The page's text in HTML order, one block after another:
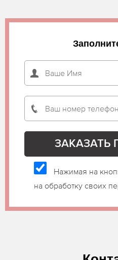
Нажимая на
на обработку своих